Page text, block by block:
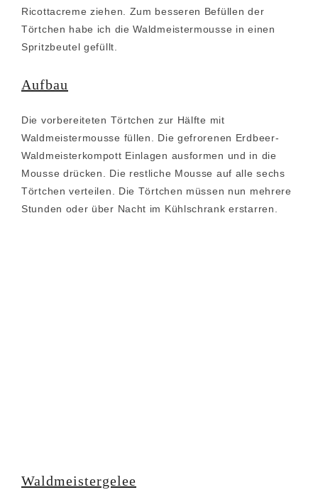
Ricottacreme ziehen. Zum besseren Befüllen der
Törtchen habe ich die Waldmeistermousse in einen
Spritzbeutel gefüllt.
Aufbau
Die vorbereiteten Törtchen zur Hälfte mit
Waldmeistermousse füllen. Die gefrorenen Erdbeer-
Waldmeisterkompott Einlagen ausformen und in die
Mousse drücken. Die restliche Mousse auf alle sechs
Törtchen verteilen. Die Törtchen müssen nun mehrere
Stunden oder über Nacht im Kühlschrank erstarren.
Waldmeistergelee